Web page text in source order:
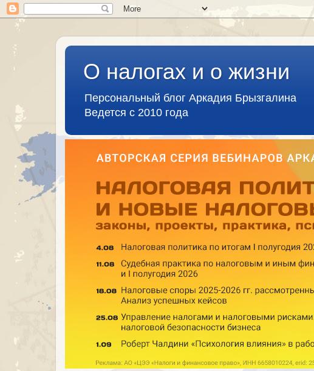
О налогах и о жизни
Персональный блог Аркадия Брызгалина
Ведется с 2010 года